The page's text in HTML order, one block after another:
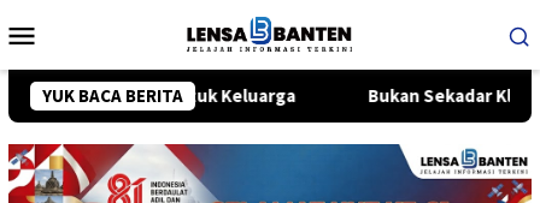
ke
Mobile
YUK BACA BERITA
untuk Keluarga Bukan Sekadar Klakson, “HONK!”